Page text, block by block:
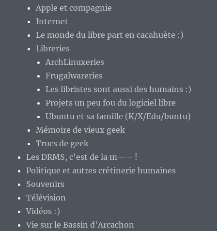
Apple et compagnie
Internet
Le monde du libre part en cacahuète :)
Libreries
ArchLinuxeries
Frugalwareries
Les libristes sont aussi des humains :)
Projets un peu fou du logiciel libre
Ubuntu et sa famille (K/X/Edu/buntu)
Mémoire de vieux geek
Trucs de geek
Les DRMS, c'est de la m—– !
Politique et autres crétinerie humaines
Souvenirs
Télévision
Vidéos :)
Vie sur le Bassin d'Arcachon